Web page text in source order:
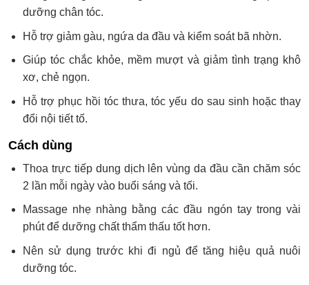
dưỡng chân tóc.
Hỗ trợ giảm gàu, ngứa da đầu và kiểm soát bã nhờn.
Giúp tóc chắc khỏe, mềm mượt và giảm tình trạng khô
xơ, chẻ ngọn.
Hỗ trợ phục hồi tóc thưa, tóc yếu do sau sinh hoặc thay
đổi nội tiết tố.
Cách dùng
Thoa trực tiếp dung dịch lên vùng da đầu cần chăm sóc
2 lần mỗi ngày vào buổi sáng và tối.
Massage nhẹ nhàng bằng các đầu ngón tay trong vài
phút để dưỡng chất thẩm thấu tốt hơn.
Nên sử dụng trước khi đi ngủ để tăng hiệu quả nuôi
dưỡng tóc.